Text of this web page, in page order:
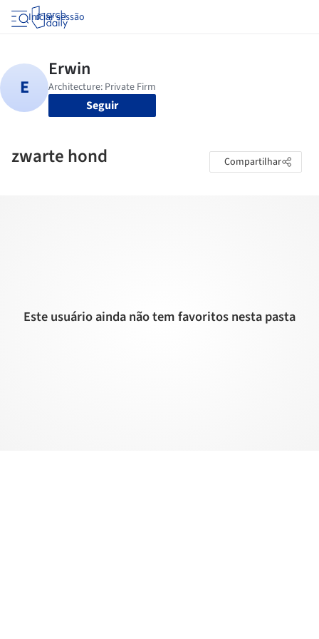
Iniciar sessão
Seguir
zwarte hond Compartilhar
Este usuário ainda não tem favoritos nesta pasta